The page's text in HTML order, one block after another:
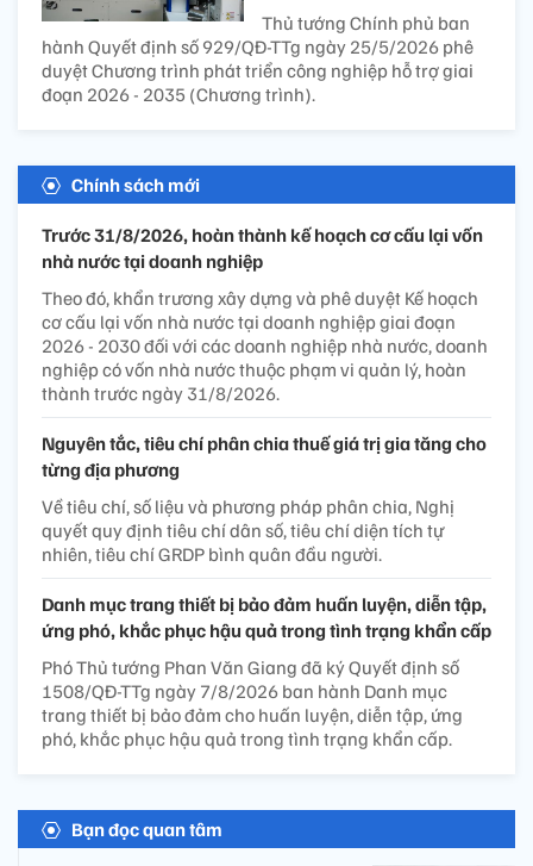
Thủ tướng Chính phủ ban
hành Quyết định số 929/QĐ-TTg ngày 25/5/2026 phê
duyệt Chương trình phát triển công nghiệp hỗ trợ giai
đoạn 2026 - 2035 (Chương trình).
Chính sách mới
Trước 31/8/2026, hoàn thành kế hoạch cơ cấu lại vốn
nhà nước tại doanh nghiệp
Theo đó, khẩn trương xây dựng và phê duyệt Kế hoạch
cơ cấu lại vốn nhà nước tại doanh nghiệp giai đoạn
2026 - 2030 đối với các doanh nghiệp nhà nước, doanh
nghiệp có vốn nhà nước thuộc phạm vi quản lý, hoàn
thành trước ngày 31/8/2026.
Nguyên tắc, tiêu chí phân chia thuế giá trị gia tăng cho
từng địa phương
Về tiêu chí, số liệu và phương pháp phân chia, Nghị
quyết quy định tiêu chí dân số, tiêu chí diện tích tự
nhiên, tiêu chí GRDP bình quân đầu người.
Danh mục trang thiết bị bảo đảm huấn luyện, diễn tập,
ứng phó, khắc phục hậu quả trong tình trạng khẩn cấp
Phó Thủ tướng Phan Văn Giang đã ký Quyết định số
1508/QĐ-TTg ngày 7/8/2026 ban hành Danh mục
trang thiết bị bảo đảm cho huấn luyện, diễn tập, ứng
phó, khắc phục hậu quả trong tình trạng khẩn cấp.
Bạn đọc quan tâm